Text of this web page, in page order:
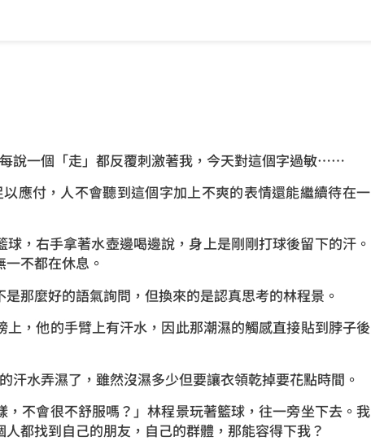
說一個「走」都反覆刺激著我，今天對這個字過敏……
應付，人不會聽到這個字加上不爽的表情還能繼續待在一
球，右手拿著水壺邊喝邊說，身上是剛剛打球後留下的汗。
不都在休息。
是那麼好的語氣詢問，但換來的是認真思考的林程景。
上，他的手臂上有汗水，因此那潮濕的觸感直接貼到脖子後
汗水弄濕了，雖然沒濕多少但要讓衣領乾掉要花點時間。
，不會很不舒服嗎？」林程景玩著籃球，往一旁坐下去。我
都找到自己的朋友，自己的群體，那能容得下我？